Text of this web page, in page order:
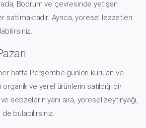
Bodrum ve çevresinde yetişen
satılmaktadır. Ayrıca, yöresel lezzetleri
her hafta Perşembe günleri kurulan ve
ve yerel ürünlerin satıldığı bir
sebzelerin yanı sıra, yöresel zeytinyağı,
bulabilirsiniz.